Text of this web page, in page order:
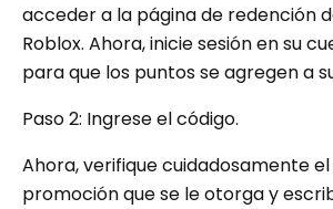
acceder a la página de redención
Roblox. Ahora, inicie sesión en su
para que los puntos se agregen a
Paso 2: Ingrese el código.
Ahora, verifique cuidadosamente
promoción que se le otorga y